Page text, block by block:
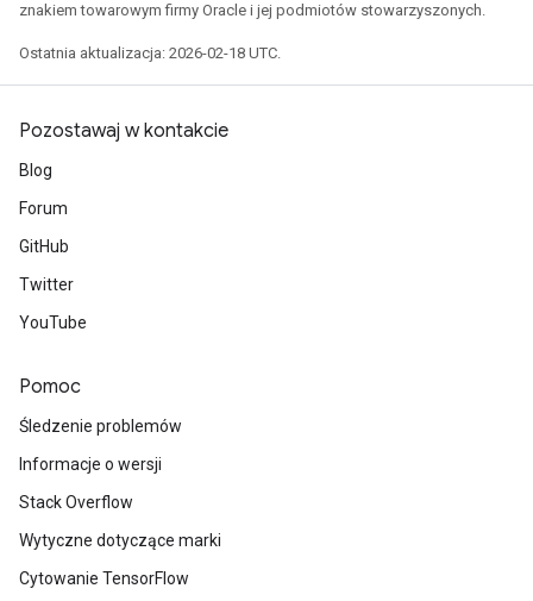
znakiem towarowym firmy Oracle i jej podmiotów stowarzyszonych.
Ostatnia aktualizacja: 2026-02-18 UTC.
Pozostawaj w kontakcie
Blog
Forum
GitHub
Twitter
YouTube
Pomoc
Śledzenie problemów
Informacje o wersji
Stack Overflow
Wytyczne dotyczące marki
Cytowanie TensorFlow